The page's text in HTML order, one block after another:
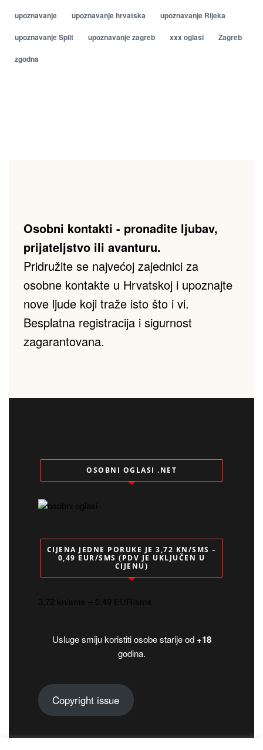
upoznavanje upoznavanje hrvatska upoznavanje Rijeka
upoznavanje Split upoznavanje zagreb xxx oglasi Zagreb
zgodna
Osobni kontakti - pronađite ljubav,
prijateljstvo ili avanturu.
Pridružite se najvećoj zajednici za
osobne kontakte u Hrvatskoj i upoznajte
nove ljude koji traže isto što i vi.
Besplatna registracija i sigurnost
zagarantovana.
OSOBNI OGLASI .NET
CIJENA JEDNE PORUKE JE 3,72 KN/SMS –
0,49 EUR/SMS (PDV JE UKLJUČEN U
CIJENU)
3,72 kn/sms – 0,49 EUR/sms
Usluge smiju koristiti osobe starije od+18
godina.
Copyright issue